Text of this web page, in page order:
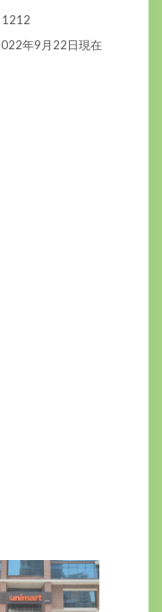
年9月22日現在